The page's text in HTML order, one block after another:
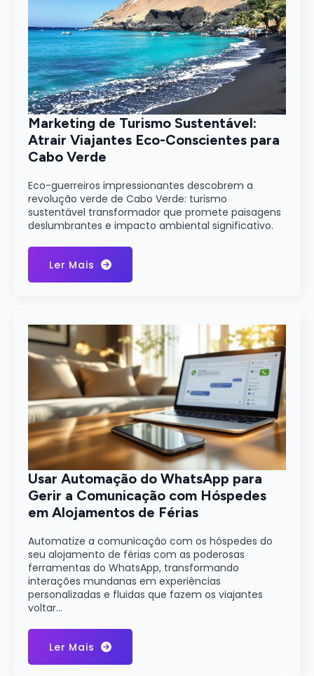
Marketing de Turismo Sustentável:
Atrair Viajantes Eco-Conscientes para
Cabo Verde
Eco-guerreiros impressionantes descobrem a
revolução verde de Cabo Verde: turismo
sustentável transformador que promete paisagens
deslumbrantes e impacto ambiental significativo.
Ler Mais
Usar Automação do WhatsApp para
Gerir a Comunicação com Hóspedes
em Alojamentos de Férias
Automatize a comunicação com os hóspedes do
seu alojamento de férias com as poderosas
ferramentas do WhatsApp, transformando
interações mundanas em experiências
personalizadas e fluidas que fazem os viajantes
voltar…
Ler Mais